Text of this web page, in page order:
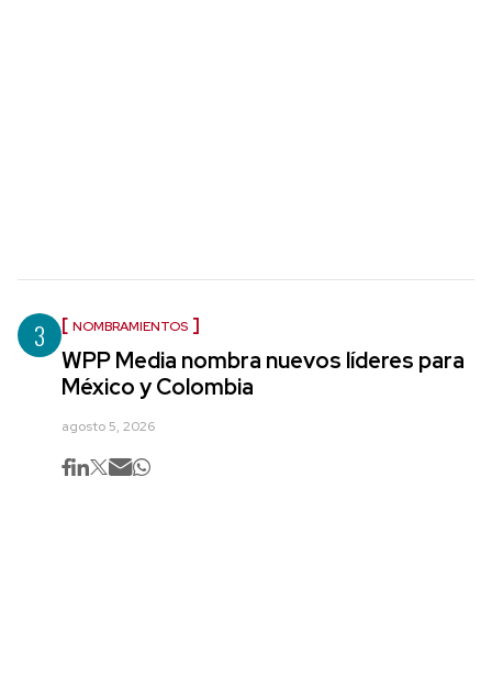
3 NOMBRAMIENTOS
WPP Media nombra nuevos líderes para
México y Colombia
agosto 5, 2026